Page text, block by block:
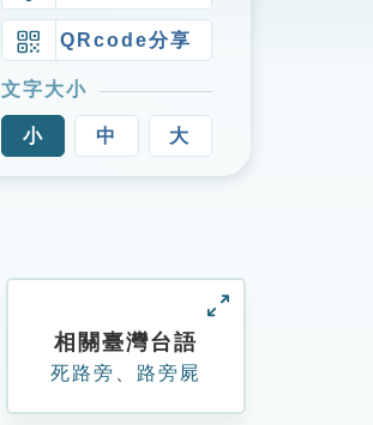
QRcode分享
文字大小
小 中 大
相關臺灣台語
死路旁 路旁屍